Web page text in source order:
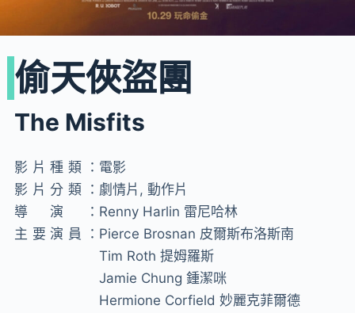
偷天俠盜團
The Misfits
影片種類： 電影
影片分類： 劇情片, 動作片
導演： Renny Harlin 雷尼哈林
主要演員： Pierce Brosnan 皮爾斯布洛斯南
Tim Roth 提姆羅斯
Jamie Chung 鍾潔咪
Hermione Corfield 妙麗克菲爾德